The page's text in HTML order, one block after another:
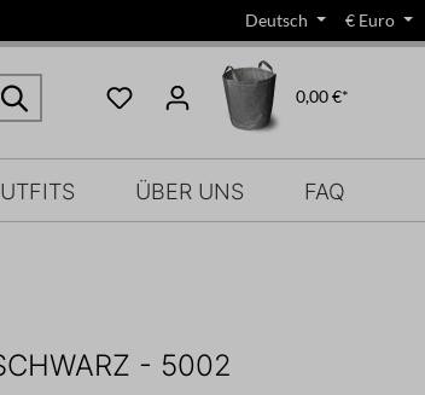
Deutsch € Euro
0,00 €*
ÜBER UNS FAQ
- 5002